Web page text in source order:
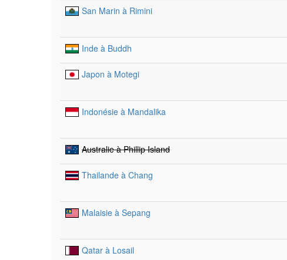
San Marin à Rimini
Inde à Buddh
Japon à Motegi
Indonésie à Mandalika
Australie à Phillip Island
Thailande à Chang
Malaisie à Sepang
Qatar à Losail